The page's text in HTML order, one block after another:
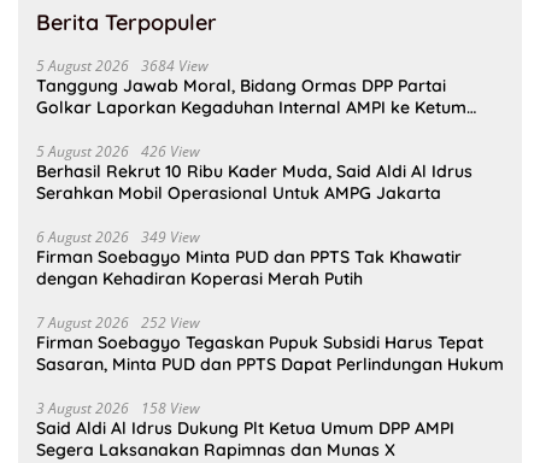
Berita Terpopuler
5 August 2026 3684 View
Tanggung Jawab Moral, Bidang Ormas DPP Partai
Golkar Laporkan Kegaduhan Internal AMPI ke Ketum
5 August 2026 426 View
Berhasil Rekrut 10 Ribu Kader Muda, Said Aldi Al Idrus
Serahkan Mobil Operasional Untuk AMPG Jakarta
6 August 2026 349 View
Firman Soebagyo Minta PUD dan PPTS Tak Khawatir
dengan Kehadiran Koperasi Merah Putih
7 August 2026 252 View
Firman Soebagyo Tegaskan Pupuk Subsidi Harus Tepat
Sasaran, Minta PUD dan PPTS Dapat Perlindungan Hukum
3 August 2026 158 View
Said Aldi Al Idrus Dukung Plt Ketua Umum DPP AMPI
Segera Laksanakan Rapimnas dan Munas X